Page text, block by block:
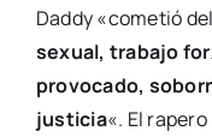
Daddy «cometió
sexual, trabajo
provocado,
justicia«. El